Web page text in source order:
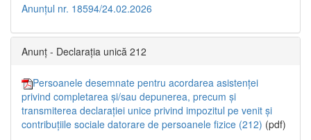
Anunțul nr. 18594/24.02.2026
Anunț - Declarația unică 212
Persoanele desemnate pentru acordarea asistenței
privind completarea și/sau depunerea, precum și
transmiterea declarației unice privind impozitul pe venit și
contribuțiile sociale datorare de persoanele fizice (212) (pdf)